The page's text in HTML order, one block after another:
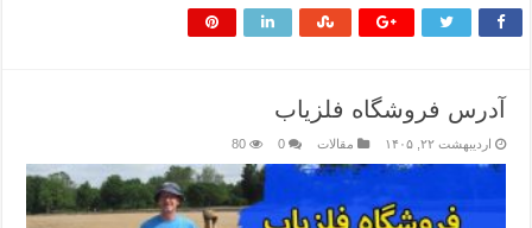
آدرس فروشگاه فلزیاب
اردیبهشت ۲۲, ۱۴۰۵ مقالات 0
80